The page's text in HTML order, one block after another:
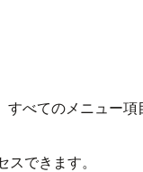
べてのメニュー項
できます。